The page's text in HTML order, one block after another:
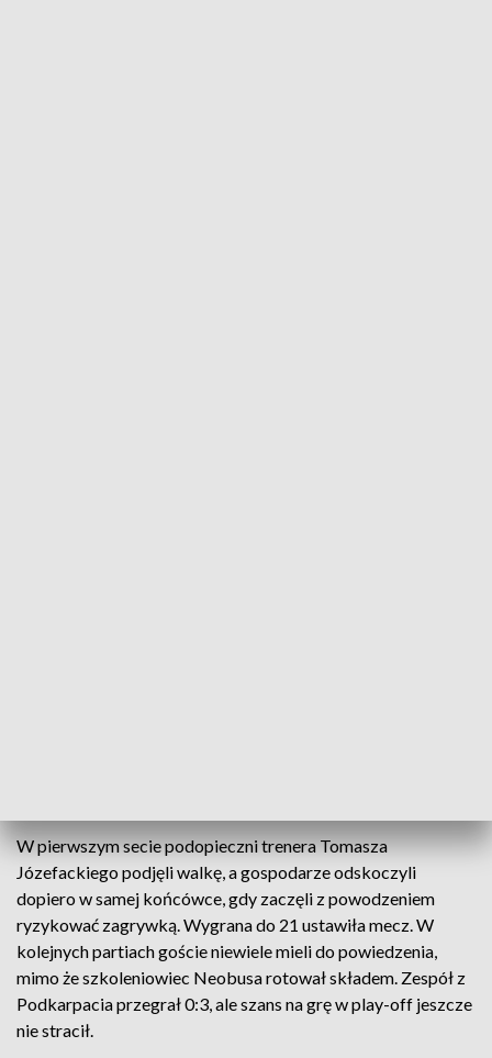
W pierwszym secie podopieczni trenera Tomasza
Józefackiego podjęli walkę, a gospodarze odskoczyli
dopiero w samej końcówce, gdy zaczęli z powodzeniem
ryzykować zagrywką. Wygrana do 21 ustawiła mecz. W
kolejnych partiach goście niewiele mieli do powiedzenia,
mimo że szkoleniowiec Neobusa rotował składem. Zespół z
Podkarpacia przegrał 0:3, ale szans na grę w play-off jeszcze
nie stracił.